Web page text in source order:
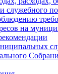
служебного
на